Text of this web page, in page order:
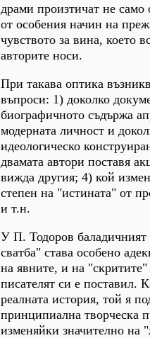
драми произтичат не
от особения начин на
чувството за вина, което
авторите носи.
При такава оптика
въпроси: 1) доколко
биографичното съдържа
модерната личност и
идеологическо
двамата автори поставя
вижда другия; 4) кой
степен на "истината" от
и т.н.
У П. Тодоров баладичният
сватба" става особено
на явните, и на "скритите"
писателят си е поставил.
реалната история, той я
принципиална творческа
изменяйки значително на